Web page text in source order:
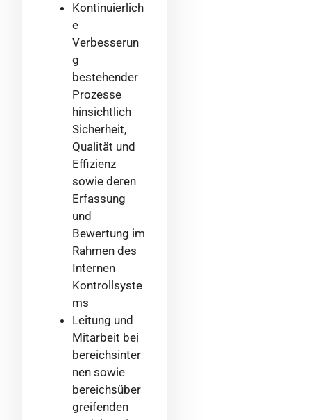
Kontinuierlich
e
Verbesserun
g
bestehender
Prozesse
hinsichtlich
Sicherheit,
Qualität und
Effizienz
sowie deren
Erfassung
und
Bewertung im
Rahmen des
Internen
Kontrollsyste
ms
Leitung und
Mitarbeit bei
bereichsinter
nen sowie
bereichsüber
greifenden